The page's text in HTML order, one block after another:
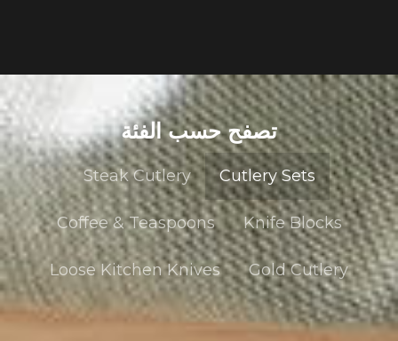
تصفح حسب الفئة
Cutlery Sets
Steak Cutlery
Knife Blocks
Coffee & Teaspoons
Gold Cutlery
Loose Kitchen Knives